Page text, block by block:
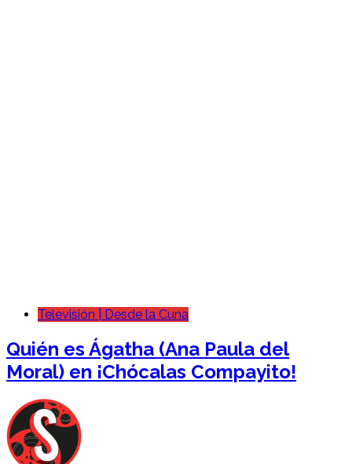
Televisión | Desde la Cuna
Quién es Ágatha (Ana Paula del
Moral) en ¡Chócalas Compayito!